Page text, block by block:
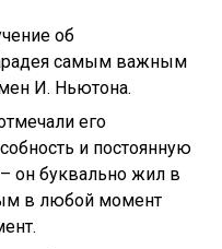
об
самым важным
И. Ньютона.
его
и постоянную
– он буквально жил в
в любой момент